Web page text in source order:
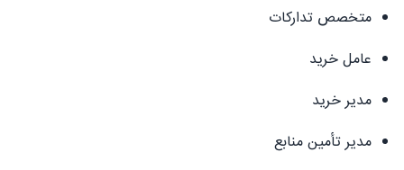
متخصص تدارکات
عامل خرید
مدیر خرید
مدیر تأمین منابع